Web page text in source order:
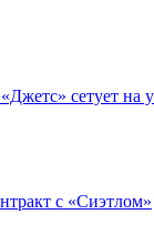
сетует
с «Сиэтлом»